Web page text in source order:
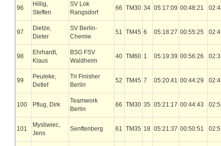
96
Hillig,
Steffen
SV Lok
Rangsdorf
66 TM30 34 05:17:09 00:48:21
97
Dietze,
Dieter
SV Berlin-
Chemie
51 TM45 6 05:18:27 00:55:25
98
Ehrhardt,
Klaus
BSG FSV
Waldheim
40 TM60 1 05:19:39 00:56:26
99
Peuleke,
Detlef
Tri Finisher
Berlin
52 TM45 7 05:20:41 00:44:29
100 Pflug, Dirk
Teamwork
Berlin
66 TM30 35 05:21:17 00:44:43
101
Mysliwiec,
Jens
Senftenberg 61 TM35 18 05:21:37 00:50:51